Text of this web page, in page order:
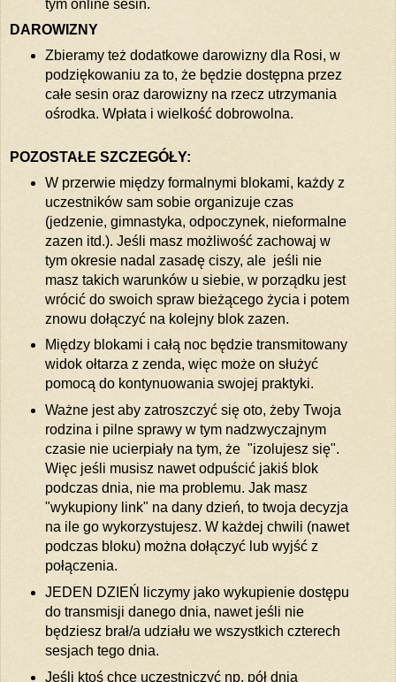
tym online sesin.
DAROWIZNY
Zbieramy też dodatkowe darowizny dla Rosi, w
podziękowaniu za to, że będzie dostępna przez
całe sesin oraz darowizny na rzecz utrzymania
ośrodka. Wpłata i wielkość dobrowolna.
POZOSTAŁE SZCZEGÓŁY:
W przerwie między formalnymi blokami, każdy z
uczestników sam sobie organizuje czas
(jedzenie, gimnastyka, odpoczynek, nieformalne
zazen itd.). Jeśli masz możliwość zachowaj w
tym okresie nadal zasadę ciszy, ale jeśli nie
masz takich warunków u siebie, w porządku jest
wrócić do swoich spraw bieżącego życia i potem
znowu dołączyć na kolejny blok zazen.
Między blokami i całą noc będzie transmitowany
widok ołtarza z zenda, więc może on służyć
pomocą do kontynuowania swojej praktyki.
Ważne jest aby zatroszczyć się oto, żeby Twoja
rodzina i pilne sprawy w tym nadzwyczajnym
czasie nie ucierpiały na tym, że "izolujesz się".
Więc jeśli musisz nawet odpuścić jakiś blok
podczas dnia, nie ma problemu. Jak masz
"wykupiony link" na dany dzień, to twoja decyzja
na ile go wykorzystujesz. W każdej chwili (nawet
podczas bloku) można dołączyć lub wyjść z
połączenia.
JEDEN DZIEŃ liczymy jako wykupienie dostępu
do transmisji danego dnia, nawet jeśli nie
będziesz brał/a udziału we wszystkich czterech
sesjach tego dnia.
Jeśli ktoś chce uczestniczyć np. pół dnia